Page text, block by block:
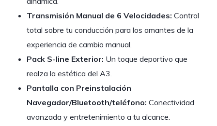
Transmisión Manual de 6 Velocidades: Control
total sobre tu conducción para los amantes de la
experiencia de cambio manual.
Pack S-line Exterior: Un toque deportivo que
realza la estética del A3.
Pantalla con Preinstalación
Navegador/Bluetooth/teléfono: Conectividad
avanzada y entretenimiento a tu alcance.